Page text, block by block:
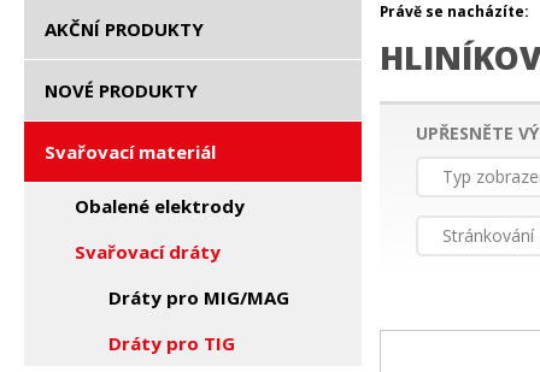
AKČNÍ PRODUKTY
NOVÉ PRODUKTY
Svařovací materiál
Obalené elektrody
Svařovací dráty
Dráty pro MIG/MAG
Dráty pro TIG
Právě se nacházíte:
UPŘESNĚTE
Typ
Stránkování